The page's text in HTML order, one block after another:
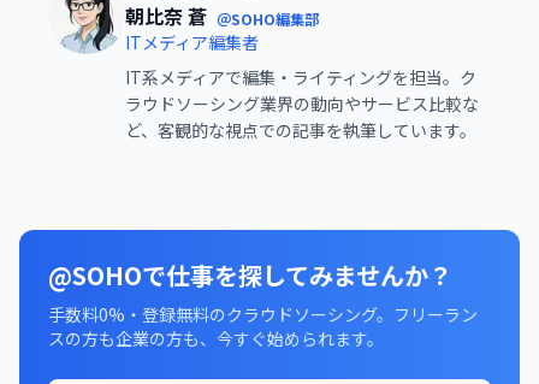
朝比奈 蒼 ＠SOHO編集部
ITメディア編集者
IT系メディアで編集・ライティングを担当。ク
ラウドソーシング業界の動向やサービス比較な
ど、客観的な視点での記事を執筆しています。
@SOHOで仕事を探してみませんか？
手数料0%・登録無料のクラウドソーシング。フリーラン
スの方も企業の方も、今すぐ始められます。